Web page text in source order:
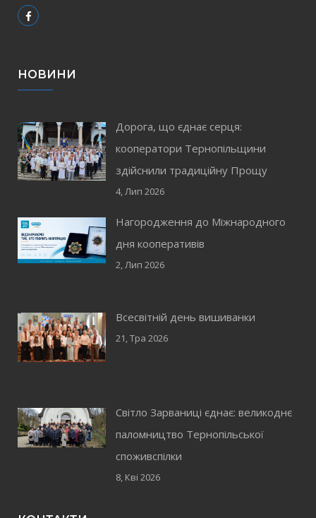
НОВИНИ
Дорога, що єднає серця:
кооператори Тернопільщини
здійснили традиційну Прощу
4, Лип 2026
Нагородження до Міжнародного
дня кооперативів
2, Лип 2026
Всесвітній день вишиванки
21, Тра 2026
Світло Зарваниці єднає: великоднє
паломництво Тернопільської
споживспілки
8, Кві 2026